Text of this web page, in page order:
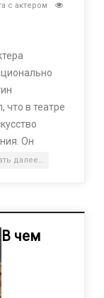
с актером
что в театре
Он
далее…
В чем